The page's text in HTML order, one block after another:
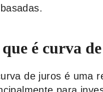
é curva
de juros é uma